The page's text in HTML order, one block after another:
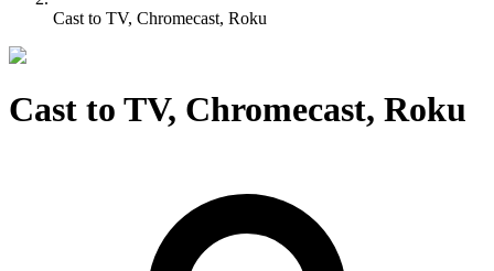
Cast to TV, Chromecast, Roku
Cast to TV, Chromecast, Roku